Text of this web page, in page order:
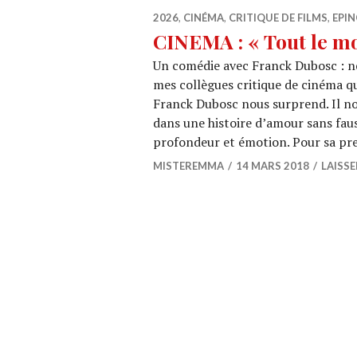
2026, CINÉMA, CRITIQUE DE FILMS,
CINEMA : « Tout le
Un comédie avec Franck Dubosc :
mes collègues critique de cinéma
Franck Dubosc nous surprend. Il
dans une histoire d’amour sans
profondeur et émotion. Pour sa
MISTEREMMA 14 MARS 2018